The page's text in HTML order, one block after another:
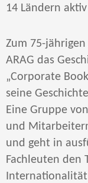
14 Ländern
Zum 75-
ARAG das
„Corporate
seine
Eine Gruppe
und
und geht in
Fachleuten den